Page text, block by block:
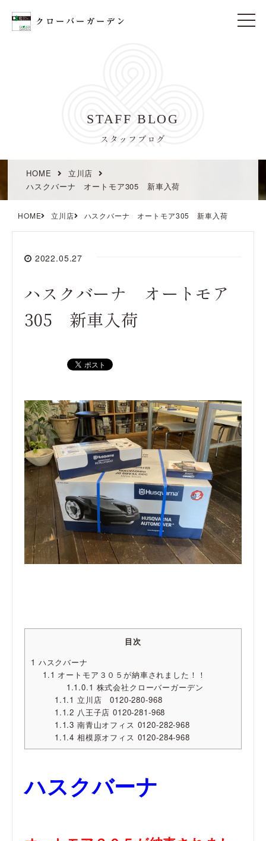
t
STAFF BLOG
スタッフブログ
HOME
立川店
ハスクバーナ オートモア305 新車入荷
HOME 立川店 ハスクバーナ オートモア305 新車入荷
2022.05.27
ハスクバーナ オートモア
305 新車入荷
目次
1 ハスクバーナ
1.1 オートモア３０５が納車されました！！
1.1.0.1 株式会社クローバーガーデン
1.1.1 立川店 0120-280-968
1.1.2 八王子店 0120-281-968
1.1.3 南青山オフィス 0120-282-968
1.1.4 相模原オフィス 0120-284-968
ハスクバーナ